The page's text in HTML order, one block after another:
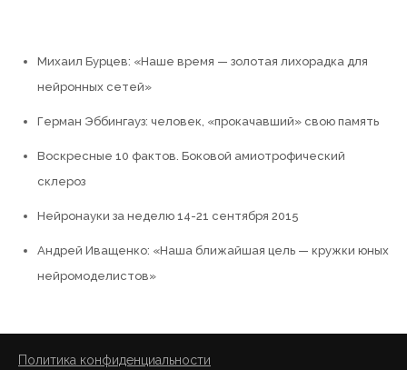
Михаил Бурцев: «Наше время — золотая лихорадка для
нейронных сетей»
Герман Эббингауз: человек, «прокачавший» свою память
Воскресные 10 фактов. Боковой амиотрофический
склероз
Нейронауки за неделю 14-21 сентября 2015
Андрей Иващенко: «Наша ближайшая цель — кружки юных
нейромоделистов»
Политика конфиденциальности